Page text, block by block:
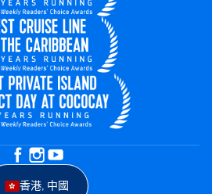
香港, 中國